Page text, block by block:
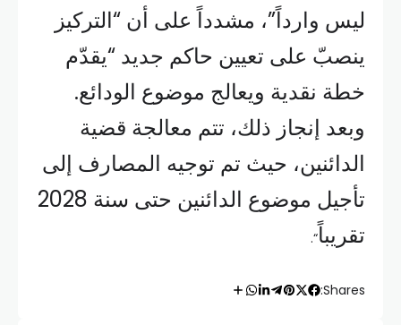
ليس وارداً”، مشدداً على أن “التركيز
ينصبّ على تعيين حاكم جديد “يقدّم
خطة نقدية ويعالج موضوع الودائع.
وبعد إنجاز ذلك، تتم معالجة قضية
الدائنين، حيث تم توجيه المصارف إلى
تأجيل موضوع الدائنين حتى سنة 2028
تقريباً“.
Shares: